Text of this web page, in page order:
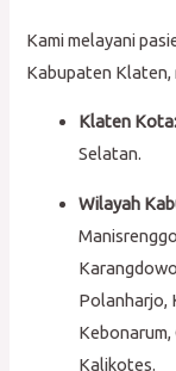
Kami melayani
Kabupaten Klaten,
Klaten Kota:
Selatan.
Wilayah
Polanharjo,
Kebonarum,
Kalikotes.